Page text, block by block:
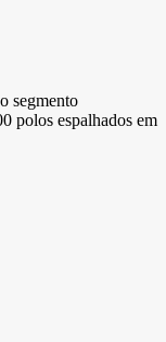
segmento
polos espalhados em